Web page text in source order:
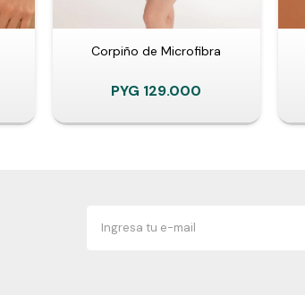
Corpiño de Microfibra
PYG 129.000